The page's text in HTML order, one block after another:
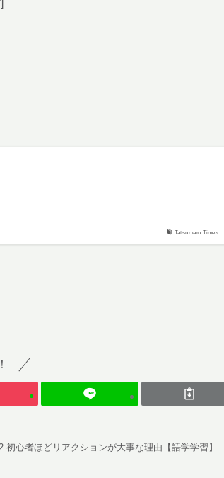
Tatsumaru Times
初心者ほどリアクションが大事な理由【語学学習】